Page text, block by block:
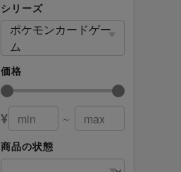
シリーズ
ポケモンカードゲー
ム
価格
¥
～
商品の状態